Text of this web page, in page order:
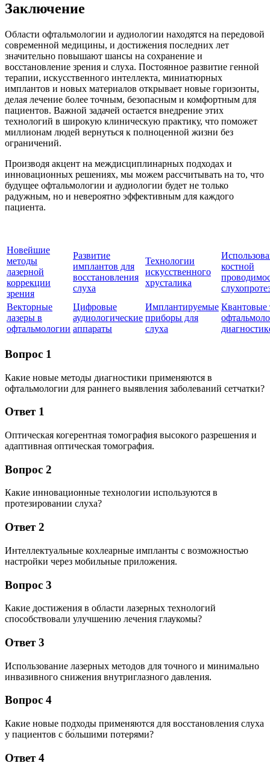
Заключение
Области офтальмологии и аудиологии находятся на передовой
современной медицины, и достижения последних лет
значительно повышают шансы на сохранение и
восстановление зрения и слуха. Постоянное развитие генной
терапии, искусственного интеллекта, миниатюрных
имплантов и новых материалов открывает новые горизонты,
делая лечение более точным, безопасным и комфортным для
пациентов. Важной задачей остается внедрение этих
технологий в широкую клиническую практику, что поможет
миллионам людей вернуться к полноценной жизни без
ограничений.
Производя акцент на междисциплинарных подходах и
инновационных решениях, мы можем рассчитывать на то, что
будущее офтальмологии и аудиологии будет не только
радужным, но и невероятно эффективным для каждого
пациента.
Новейшие
методы
лазерной
коррекции
зрения
Развитие
имплантов для
восстановления
слуха
Технологии
искусственного
хрусталика
костной
Векторные
лазеры в
офтальмологии
Цифровые
аудиологические
аппараты
Имплантируемые
приборы для
слуха
Квантовые
Вопрос 1
Какие новые методы диагностики применяются в
офтальмологии для раннего выявления заболеваний сетчатки?
Ответ 1
Оптическая когерентная томография высокого разрешения и
адаптивная оптическая томография.
Вопрос 2
Какие инновационные технологии используются в
протезировании слуха?
Ответ 2
Интеллектуальные кохлеарные импланты с возможностью
настройки через мобильные приложения.
Вопрос 3
Какие достижения в области лазерных технологий
способствовали улучшению лечения глаукомы?
Ответ 3
Использование лазерных методов для точного и минимально
инвазивного снижения внутриглазного давления.
Вопрос 4
Какие новые подходы применяются для восстановления слуха
у пациентов с бо́льшими потерями?
Ответ 4